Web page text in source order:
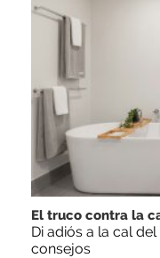
El truco contra la
Di adiós a la cal
consejos